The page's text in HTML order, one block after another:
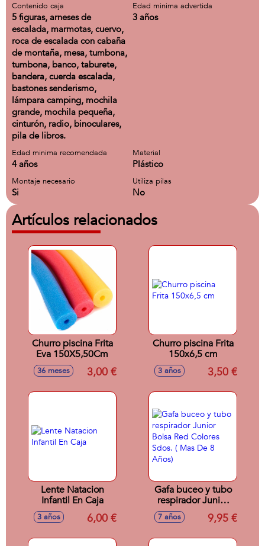
Contenido caja
5 figuras, arneses de
escalada, marmotas, cuervo,
roca de escalada con cabaña
de montaña, mesa, tumbona,
tumbona, banco, taburete,
bandera, cuerda escalada,
bastones senderismo,
lámpara camping, mochila
grande, mochila pequeña,
cinturón, radio, binoculares,
pila de libros.
Edad minima advertida
3 años
Edad minima recomendada
4 años
Material
Plástico
Montaje necesario
Si
Utiliza pilas
No
Artículos relacionados
Churro piscina Frita
Eva 150X5,50Cm
36 meses 3,00 €
Churro piscina Frita
150x6,5 cm
3 años 3,50 €
Lente Natacion
Infantil En Caja
3 años 6,00 €
Gafa buceo y tubo
respirador Junior
Bolsa Red Colores
Sdos. ( Mas De 8
7 años 9,95 €